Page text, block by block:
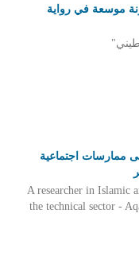
موسعة في رواية
ممارسات اجتماعية
A researcher in Islamic
the technical sector -